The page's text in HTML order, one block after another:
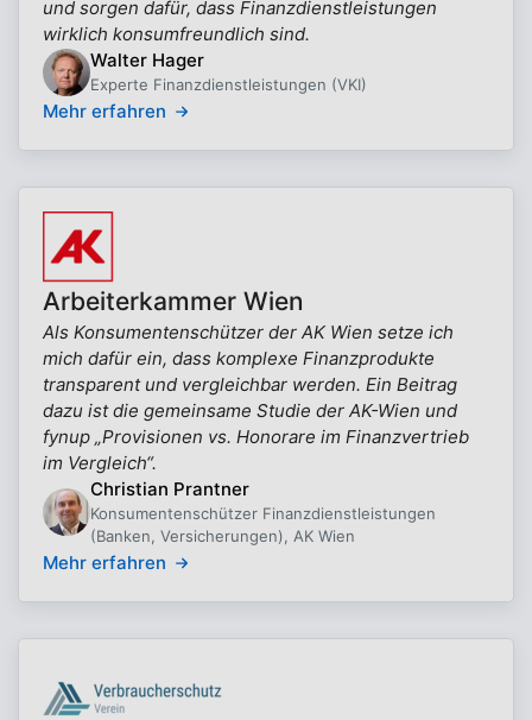
und sorgen dafür, dass Finanzdienstleistungen
wirklich konsumfreundlich sind.
Walter Hager
Experte Finanzdienstleistungen (VKI)
Mehr erfahren
Arbeiterkammer Wien
Als Konsumentenschützer der AK Wien setze ich
mich dafür ein, dass komplexe Finanzprodukte
transparent und vergleichbar werden. Ein Beitrag
dazu ist die gemeinsame Studie der AK-Wien und
fynup „Provisionen vs. Honorare im Finanzvertrieb
im Vergleich“.
Christian Prantner
Konsumentenschützer Finanzdienstleistungen
(Banken, Versicherungen), AK Wien
Mehr erfahren